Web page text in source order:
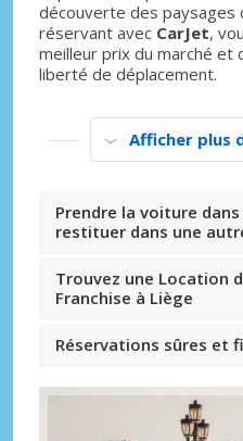
découverte des paysages
réservant avec CarJet,
meilleur prix du marché et
liberté de déplacement.
Afficher plus
Prendre la voiture
restituer dans une
Trouvez une Location
Franchise à Liège
Réservations sûres et